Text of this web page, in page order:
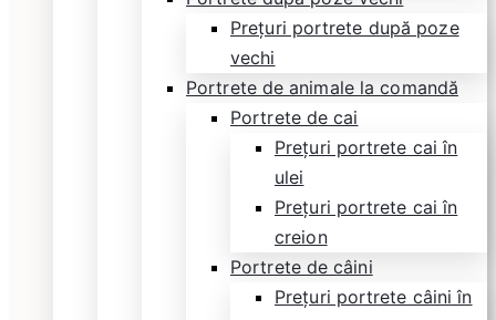
Prețuri portrete după poze
vechi
Portrete de animale la comandă
Portrete de cai
Prețuri portrete cai în
ulei
Prețuri portrete cai în
creion
Portrete de câini
Prețuri portrete câini în